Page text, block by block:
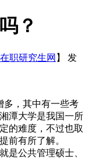
？
在职研究生网 】
发
，其中有一些考
潭大学是我国一所
的难度，不过也取
前有所了解。
公共管理硕士、